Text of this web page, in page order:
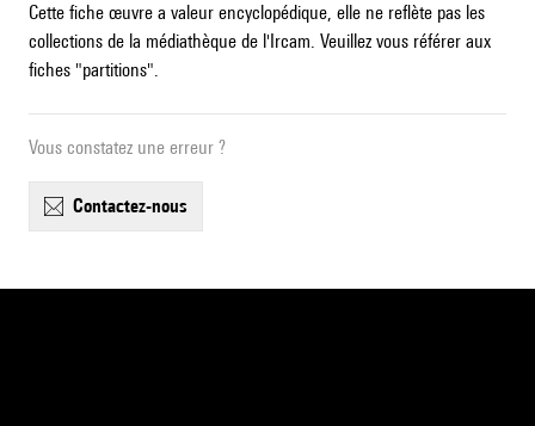
Cette fiche œuvre a valeur encyclopédique, elle ne reflète pas les
collections de la médiathèque de l'Ircam. Veuillez vous référer aux
fiches "partitions".
Vous constatez une erreur ?
contactez-nous